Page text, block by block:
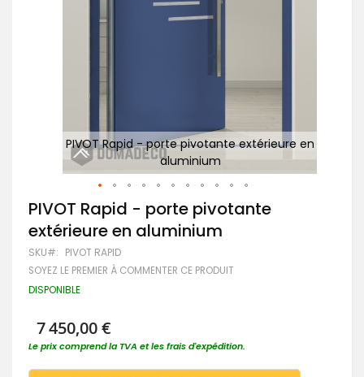
PIVOT Rapid - porte pivotante extérieure en
aluminium
Passer
au
début
de
la
Galerie
d’images
PIVOT Rapid - porte pivotante
extérieure en aluminium
SKU PIVOT RAPID
SOYEZ LE PREMIER À COMMENTER CE PRODUIT
DISPONIBLE
7 450,00 €
Le prix comprend la TVA et les frais d'expédition.